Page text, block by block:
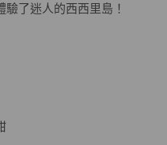
了迷人的西西里島！